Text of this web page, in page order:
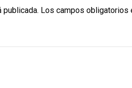
publicada. Los campos obligatorios